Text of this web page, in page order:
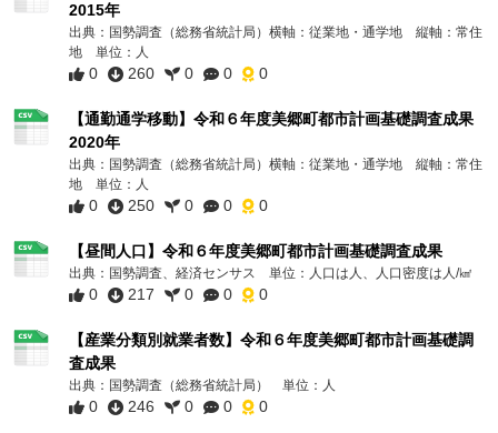
2015年
出典：国勢調査（総務省統計局）横軸：従業地・通学地 縦軸：常住
地 単位：人
0 260 0 0 0
【通勤通学移動】令和６年度美郷町都市計画基礎調査成果
2020年
出典：国勢調査（総務省統計局）横軸：従業地・通学地 縦軸：常住
地 単位：人
0 250 0 0 0
【昼間人口】令和６年度美郷町都市計画基礎調査成果
出典：国勢調査、経済センサス 単位：人口は人、人口密度は人/㎢
0 217 0 0 0
【産業分類別就業者数】令和６年度美郷町都市計画基礎調
査成果
出典：国勢調査（総務省統計局） 単位：人
0 246 0 0 0